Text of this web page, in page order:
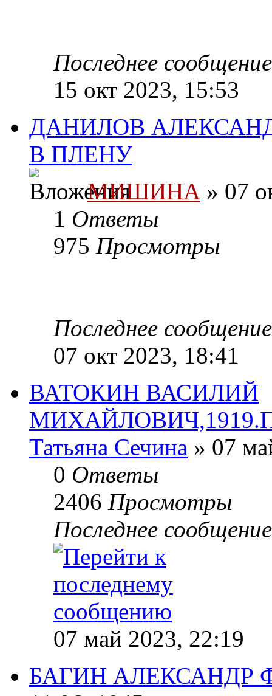
Последнее
15 окт 2023, 15:53
ДАНИЛОВ
В ПЛЕНУ
МИШИНА » 07
1 Ответы
975 Просмотры
Последнее
07 окт 2023, 18:41
ВАТОКИН ВАСИЛИЙ
Татьяна Сечина » 07
0 Ответы
2406 Просмотры
Последнее
07 май 2023, 22:19
БАГИН АЛЕКСАНДР